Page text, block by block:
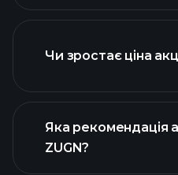
Чи зростає ціна
Яка рекомендація
ZUGN?